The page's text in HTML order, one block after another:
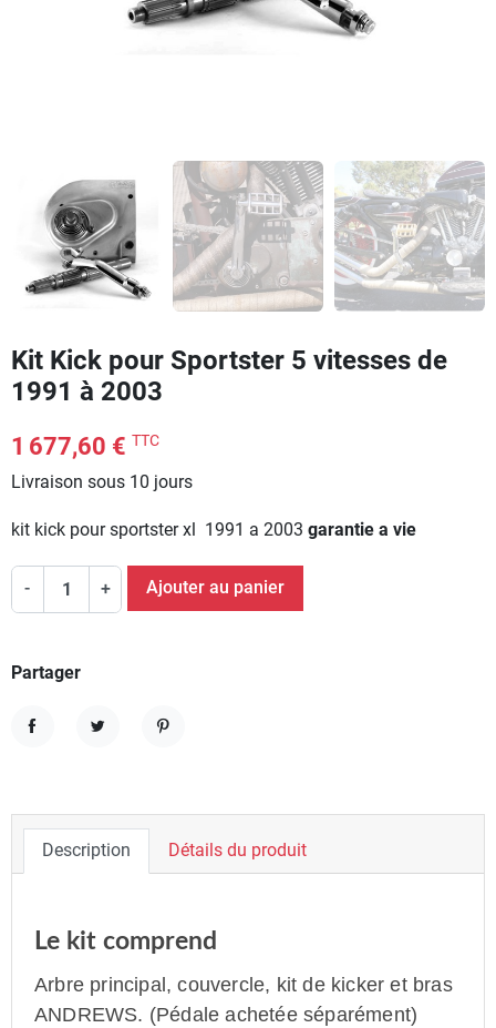
Kit Kick pour Sportster 5 vitesses de
1991 à 2003
1 677,60 € TTC
Livraison sous 10 jours
kit kick pour sportster xl 1991 a 2003 garantie a vie
- + Ajouter au panier
Partager
Description Détails du produit
Le kit comprend
Arbre principal, couvercle, kit de kicker et bras
ANDREWS. (Pédale achetée séparément)